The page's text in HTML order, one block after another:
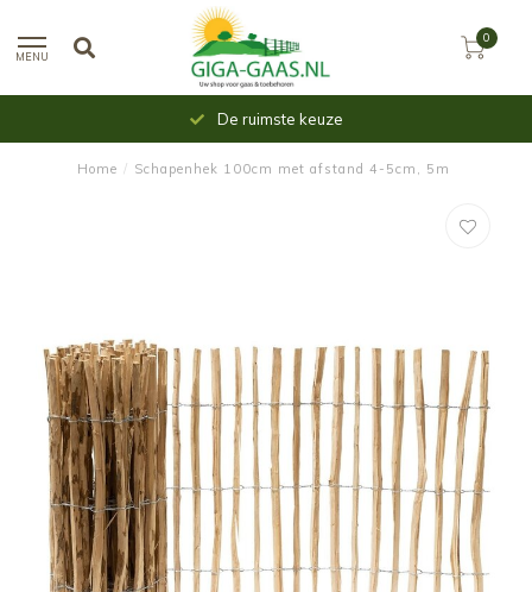
MENU
0
De ruimste keuze
Home / Schapenhek 100cm met afstand 4-5cm, 5m